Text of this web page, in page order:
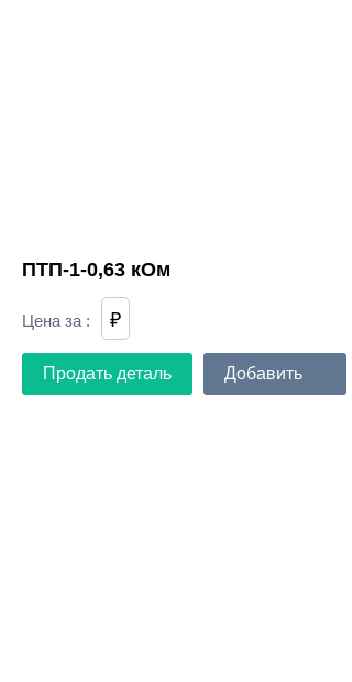
ПТП-1-0,63 кОм
Цена за : ₽
Продать деталь Добавить